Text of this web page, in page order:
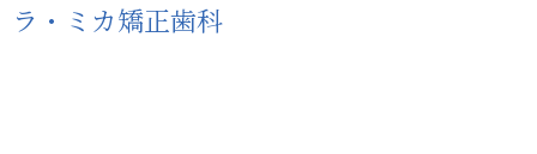
ラ・ミカ矯正歯科